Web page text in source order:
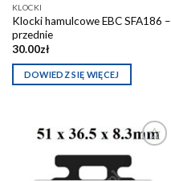
KLOCKI
Klocki hamulcowe EBC SFA186 –
przednie
30.00zł
DOWIEDZ SIĘ WIĘCEJ